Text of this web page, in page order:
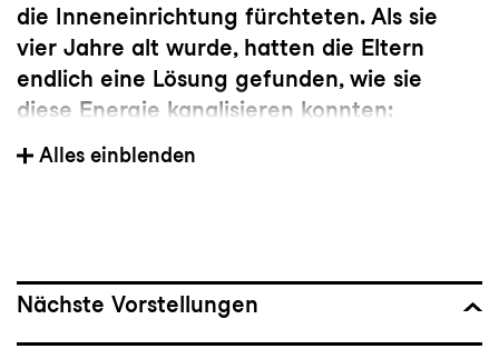
die Inneneinrichtung fürchteten. Als sie
vier Jahre alt wurde, hatten die Eltern
endlich eine Lösung gefunden, wie sie
diese Energie kanalisieren konnten:
Tanzstunden.
Alles einblenden
Nächste Vorstellungen